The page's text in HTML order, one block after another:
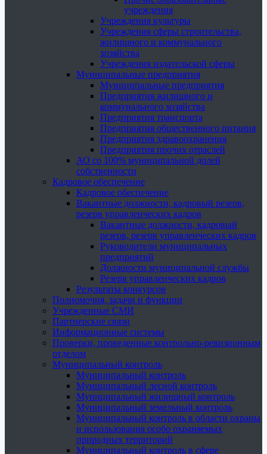
учреждения
Учреждения культуры
Учреждения сферы строительства,
жилищного и коммунального
хозяйства
Учреждения издательской сферы
Муниципальные предприятия
Муниципальные предприятия
Предприятия жилищного и
коммунального хозяйства
Предприятия транспорта
Предприятия общественного питания
Предприятия здравоохранения
Предприятия прочих отраслей
АО со 100% муниципальной долей
собственности
Кадровое обеспечение
Кадровое обеспечение
Вакантные должности, кадровый резерв,
резерв управленческих кадров
Вакантные должности, кадровый
резерв, резерв управленческих кадров
Руководители муниципальных
предприятий
Должности муниципальной службы
Резерв управленческих кадров
Результаты конкурсов
Полномочия, задачи и функции
Учрежденные СМИ
Партнерские связи
Информационные системы
Проверки, проведенные контрольно-ревизионным
отделом
Муниципальный контроль
Муниципальный контроль
Муниципальный лесной контроль
Муниципальный жилищный контроль
Муниципальный земельный контроль
Муниципальный контроль в области охраны
и использования особо охраняемых
природных территорий
Муниципальный контроль в сфере